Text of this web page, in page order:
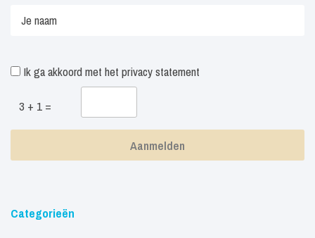
Ik ga akkoord met het privacy statement
3 + 1 =
Categorieën